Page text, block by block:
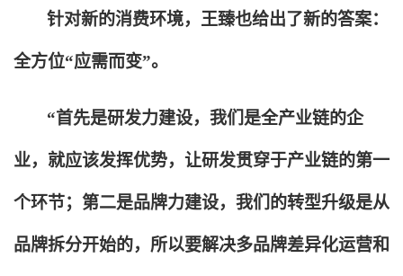
针对新的消费环境，王臻也给出了新的答案：
全方位“应需而变”。
“首先是研发力建设，我们是全产业链的企
业，就应该发挥优势，让研发贯穿于产业链的第一
个环节；第二是品牌力建设，我们的转型升级是从
品牌拆分开始的，所以要解决多品牌差异化运营和